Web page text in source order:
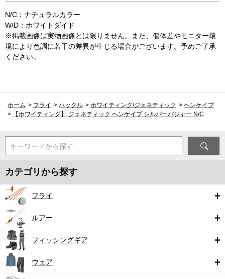
N/C：ナチュラルカラー
W/D：ホワイトダイド
※掲載画像は実物画像とは限りません。また、個体差やモニター環
境により色調に若干の差異が生じる場合がございます。予めご了承
ください。
ホーム > フライ > ハックル > ホワイティング/ジェネティック > ヘンケイプ
>
【ホワイティング】 ジェネティック ヘンケイプ シルバーバジャー N/C
キーワードから探す
カテゴリから探す
フライ
ルアー
フィッシングギア
ウェア